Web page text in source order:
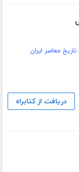
تاریخ معاصر ایران
دریافت از کتابراه